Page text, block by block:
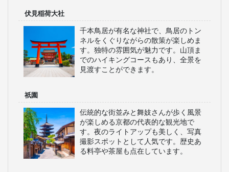
伏見稲荷大社
千本鳥居が有名な神社で、鳥居のトン
ネルをくぐりながらの散策が楽しめま
す。独特の雰囲気が魅力です。山頂ま
でのハイキングコースもあり、全景を
見渡すことができます。
祇園
伝統的な街並みと舞妓さんが歩く風景
が楽しめる京都の代表的な観光地で
す。夜のライトアップも美しく、写真
撮影スポットとして人気です。歴史あ
る料亭や茶屋も点在しています。